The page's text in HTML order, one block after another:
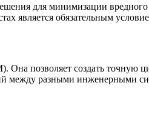
для минимизации
является обязательным
Она позволяет создать
между разными инженерными